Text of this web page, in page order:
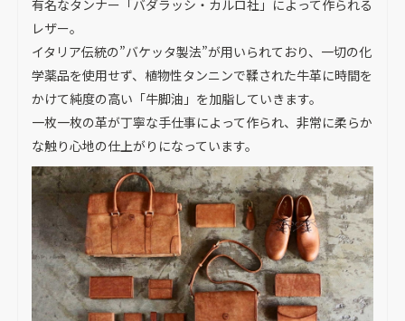
有名なタンナー「バダラッシ・カルロ社」によって作られる
レザー。
イタリア伝統の”バケッタ製法”が用いられており、一切の化
学薬品を使用せず、植物性タンニンで鞣された牛革に時間を
かけて純度の高い「牛脚油」を加脂していきます。
一枚一枚の革が丁寧な手仕事によって作られ、非常に柔らか
な触り心地の仕上がりになっています。